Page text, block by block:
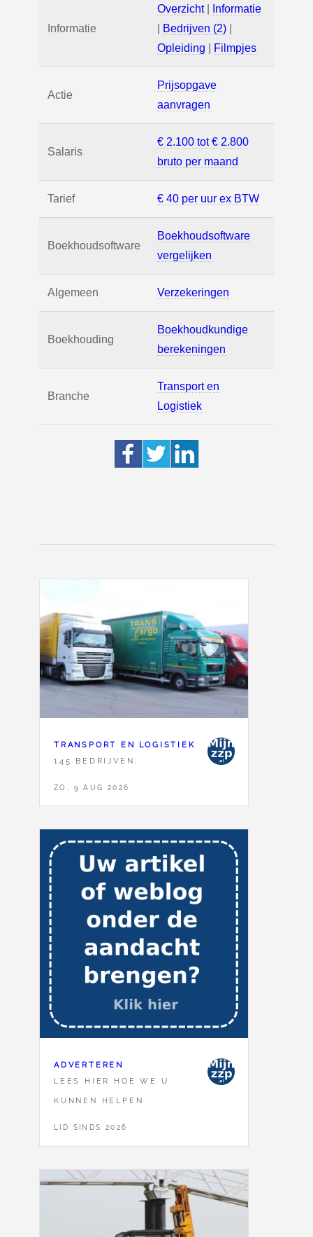
Informatie
Overzicht|
Informatie
Bedrijven (2)
Opleiding
Filmpjes
Actie
Prijsopgave
aanvragen
Salaris
€ 2.100 tot € 2.800
bruto per maand
Tarief € 40 per uur ex BTW
Boekhoudsoftware
Boekhoudsoftware
vergelijken
Algemeen Verzekeringen
Boekhouding
Boekhoudkundige
berekeningen
Branche
Transport en
Logistiek
TRANSPORT EN LOGISTIEK
145 BEDRIJVEN,
ZO, 9 AUG 2026
ADVERTEREN
LEES HIER HOE WE U
KUNNEN HELPEN
LID SINDS 2026